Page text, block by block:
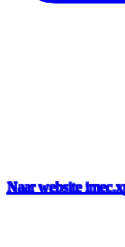
Naar website